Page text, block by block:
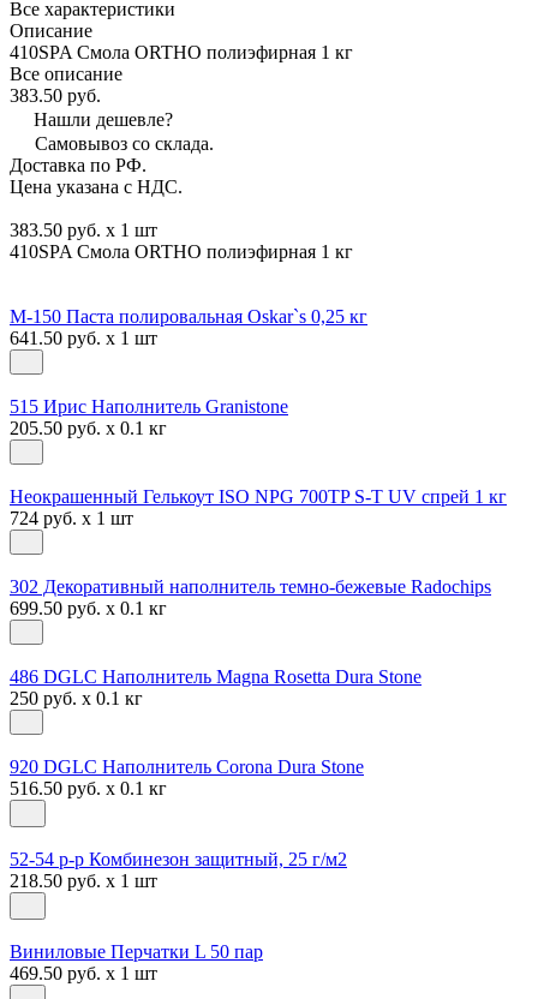
Все характеристики
Описание
410SPA Смола ORTHO полиэфирная 1 кг
Все описание
383.50 руб.
Нашли дешевле?
Самовывоз со склада.
Доставка по РФ.
Цена указана с НДС.
383.50 руб. x 1 шт
410SPA Смола ORTHO полиэфирная 1 кг
М-150 Паста полировальная Oskar`s 0,25 кг
641.50 руб. x 1 шт
515 Ирис Наполнитель Granistone
205.50 руб. x 0.1 кг
Неокрашенный Гелькоут ISO NPG 700TP S-T UV спрей 1 кг
724 руб. x 1 шт
302 Декоративный наполнитель темно-бежевые Radochips
699.50 руб. x 0.1 кг
486 DGLC Наполнитель Magna Rosetta Dura Stone
250 руб. x 0.1 кг
920 DGLC Наполнитель Corona Dura Stone
516.50 руб. x 0.1 кг
52-54 р-р Комбинезон защитный, 25 г/м2
218.50 руб. x 1 шт
Виниловые Перчатки L 50 пар
469.50 руб. x 1 шт